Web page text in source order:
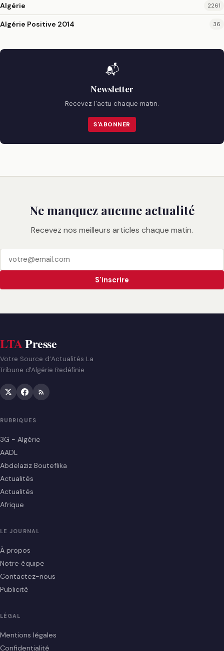
Algérie 2261
Algérie Positive 2014 36
📬
Newsletter
Recevez l'actu chaque matin.
S'ABONNER
Ne manquez aucune actualité
Recevez nos meilleurs articles chaque matin.
S'inscrire
LTAPresse
Votre Source d’Actualités La
Tribune d'Algérie Redéfinie
RUBRIQUES
3G - Algérie
AADL
Abdelaziz Bouteflika
Actualités
Actualités
Afrique
LE JOURNAL
À propos
Notre équipe
Contactez-nous
Publicité
LÉGAL
Mentions légales
Confidentialité